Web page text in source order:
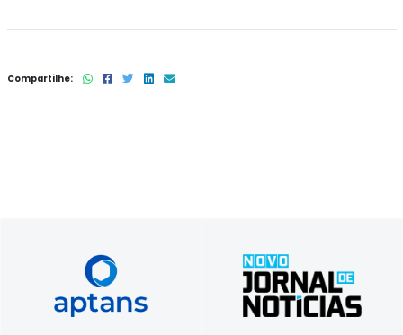
Compartilhe:
Foque no seu negócio.​ Nós cuidamos do
seu servidor​.
Tradição em Informar, Inovação em
Comunicar